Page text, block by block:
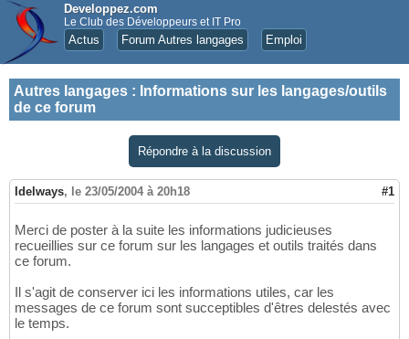
Developpez.com
Le Club des Développeurs et IT Pro
Actus Forum Autres langages Emploi
Autres langages : Informations sur les langages/outils
de ce forum
Répondre à la discussion
Idelways, le 23/05/2004 à 20h18 #1
Merci de poster à la suite les informations judicieuses
recueillies sur ce forum sur les langages et outils traités dans
ce forum.
Il s'agit de conserver ici les informations utiles, car les
messages de ce forum sont succeptibles d'êtres delestés avec
le temps.